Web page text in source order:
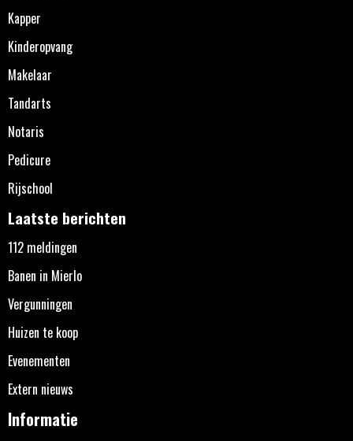
Kapper
Kinderopvang
Makelaar
Tandarts
Notaris
Pedicure
Rijschool
Laatste berichten
112 meldingen
Banen in Mierlo
Vergunningen
Huizen te koop
Evenementen
Extern nieuws
Informatie